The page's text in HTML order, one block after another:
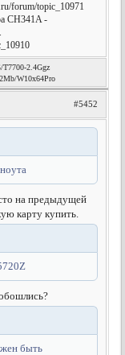
forum/topic_10971
CH341A -
T7700-2.4Ggz
W10x64Pro
#5452
на предыдущей
карту купить.
быть